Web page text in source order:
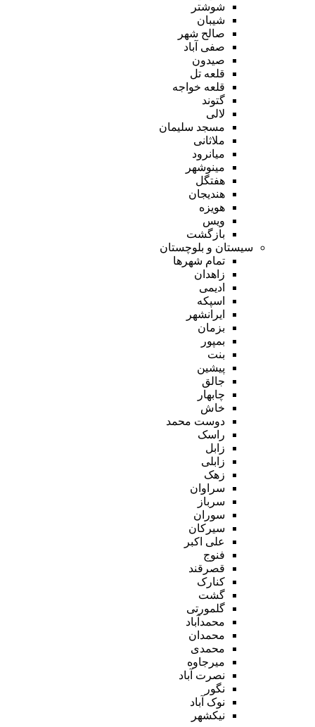
شوشتر
شیبان
صالح شهر
صفی آباد
صیدون
قلعه تل
قلعه خواجه
گتوند
لالی
مسجد سلیمان
ملاثانی
میانرود
مینوشهر
هفتگل
هندیجان
هویزه
ویس
بازگشت
سیستان و بلوچستان
تمام شهر‌ها
زاهدان
ادیمی
اسپکه
ایرانشهر
بزمان
بمپور
بنت
پیشین
جالق
چابهار
خاش
دوست محمد
راسک
زابل
زابلی
زهک
سراوان
سرباز
سوران
سیرکان
علی اکبر
فنوج
قصرقند
کنارک
گشت
گلمورتی
محمدآباد
محمدان
محمدی
میرجاوه
نصرت آباد
نگور
نوک آباد
نیکشهر